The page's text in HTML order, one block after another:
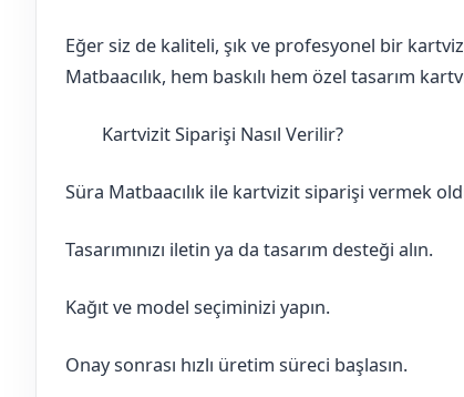
Eğer siz de kaliteli, şık ve profesyonel bir
Matbaacılık, hem baskılı hem özel tasarım
Kartvizit Siparişi Nasıl Verilir?
Süra Matbaacılık ile kartvizit siparişi vermek
Tasarımınızı iletin ya da tasarım desteği alın.
Kağıt ve model seçiminizi yapın.
Onay sonrası hızlı üretim süreci başlasın.